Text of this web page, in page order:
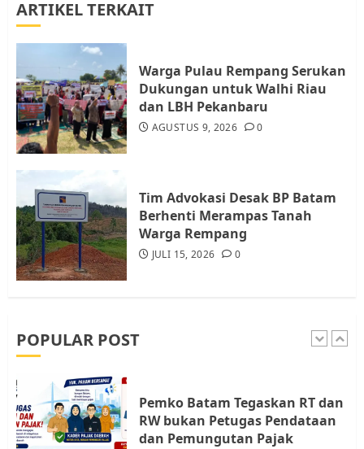
ARTIKEL TERKAIT
Warga Pulau Rempang Serukan
Dukungan untuk Walhi Riau
dan LBH Pekanbaru
AGUSTUS 9, 2026 0
Tim Advokasi Desak BP Batam
Berhenti Merampas Tanah
Warga Rempang
JULI 15, 2026 0
POPULAR POST
4
Datangi Pemko Batam, Warga
JULI 21, 2026 0
5
Resahkan Warga
JULI 17, 2026 0
1
Pemko Batam Tegaskan RT dan
RW bukan Petugas Pendataan
dan Pemungutan Pajak